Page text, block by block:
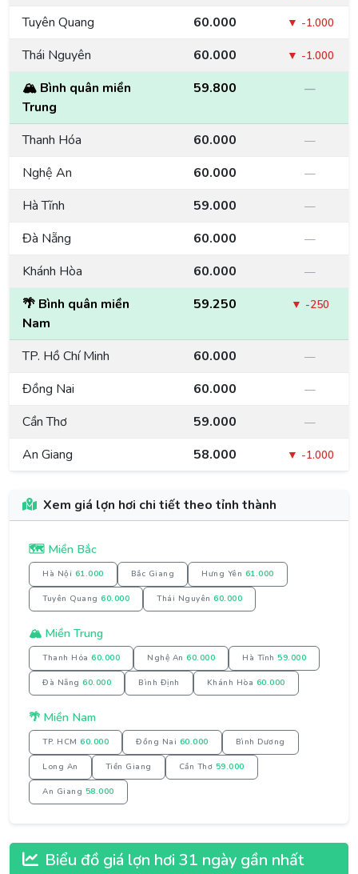
Tuyên Quang 60.000 ▼ -1.000
Thái Nguyên 60.000 ▼ -1.000
🏔️ Bình quân miền
Trung
59.800 —
Thanh Hóa 60.000 —
Nghệ An 60.000 —
Hà Tĩnh 59.000 —
Đà Nẵng 60.000 —
Khánh Hòa 60.000 —
🌴 Bình quân miền
Nam
59.250 ▼ -250
TP. Hồ Chí Minh 60.000 —
Đồng Nai 60.000 —
Cần Thơ 59.000 —
An Giang 58.000 ▼ -1.000
Xem giá lợn hơi chi tiết theo tỉnh thành
🗺️ Miền Bắc
Hà Nội 61.000 Bắc Giang Hưng Yên 61.000
Tuyên Quang 60.000 Thái Nguyên 60.000
🏔️ Miền Trung
Thanh Hóa 60.000 Nghệ An 60.000 Hà Tĩnh 59.000
Đà Nẵng 60.000 Bình Định Khánh Hòa 60.000
🌴 Miền Nam
TP. HCM 60.000 Đồng Nai 60.000 Bình Dương
Long An Tiền Giang Cần Thơ 59.000
An Giang 58.000
Biểu đồ giá lợn hơi 31 ngày gần nhất